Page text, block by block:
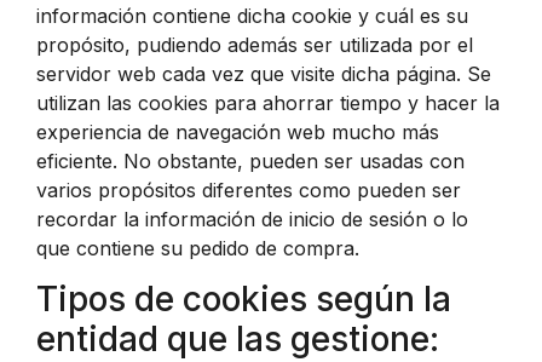
información contiene dicha cookie y cuál es su
propósito, pudiendo además ser utilizada por el
servidor web cada vez que visite dicha página. Se
utilizan las cookies para ahorrar tiempo y hacer la
experiencia de navegación web mucho más
eficiente. No obstante, pueden ser usadas con
varios propósitos diferentes como pueden ser
recordar la información de inicio de sesión o lo
que contiene su pedido de compra.
Tipos de cookies según la
entidad que las gestione: